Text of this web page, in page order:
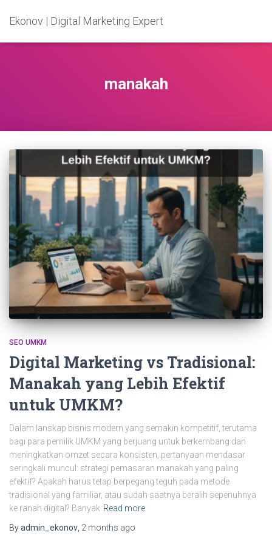
Ekonov | Digital Marketing Expert
manakah
SEO UMKM
Digital Marketing vs Tradisional:
Manakah yang Lebih Efektif
untuk UMKM?
Dalam lanskap bisnis modern yang semakin kompetitif, terutama
bagi para pemilik UMKM yang berjuang untuk berkembang dan
meningkatkan omzet secara konsisten, pertanyaan mendasar
seringkali muncul: strategi pemasaran manakah yang paling
efektif? Apakah harus tetap berpegang teguh pada metode
tradisional yang familiar, atau sudah saatnya beralih sepenuhnya
ke ranah digital? Banyak Read more
Byadmin_ekonov 2 months ago